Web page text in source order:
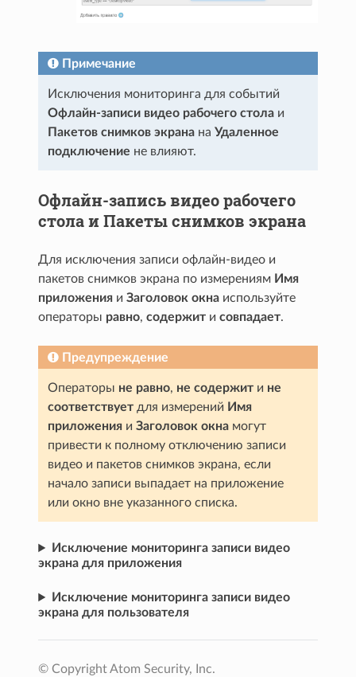
Примечание
Исключения мониторинга для событий
Офлайн-записи видео рабочего стола и
Пакетов снимков экрана наУдаленное
подключение не влияют.
Офлайн-запись видео рабочего
стола и Пакеты снимков экрана
Для исключения записи офлайн-видео и
пакетов снимков экрана по измерениям Имя
приложения иЗаголовок окна используйте
операторы равно,содержит исовпадает.
Предупреждение
Операторы не равно, не содержит и не
соответствует для измерений Имя
приложения иЗаголовок окна могут
привести к полному отключению записи
видео и пакетов снимков экрана, если
начало записи выпадает на приложение
или окно вне указанного списка.
Исключение мониторинга записи видео
экрана для приложения
Исключение мониторинга записи видео
экрана для пользователя
© Copyright Atom Security, Inc.